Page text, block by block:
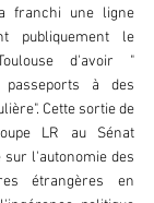
franchi une ligne
publiquement le
d'avoir "
à des
Cette sortie de
LR au Sénat
sur l'autonomie des
étrangères en